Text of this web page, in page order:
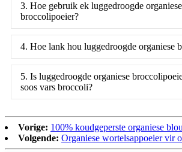
3. Hoe gebruik ek luggedroogde organiese
broccolipoeier?
4. Hoe lank hou luggedroogde organiese
5. Is luggedroogde organiese
soos vars broccoli?
Vorige: 100% koudgeperste organiese
Volgende: Organiese wortelsappoeier vir